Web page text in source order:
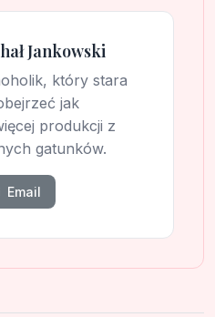
Jankowski
który stara
jak
produkcji z
gatunków.
Email